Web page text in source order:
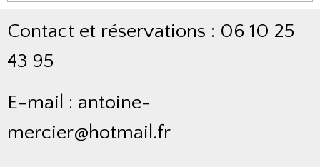
Contact et réservations : 06 10 25
43 95
E-mail : antoine-
mercier@hotmail.fr